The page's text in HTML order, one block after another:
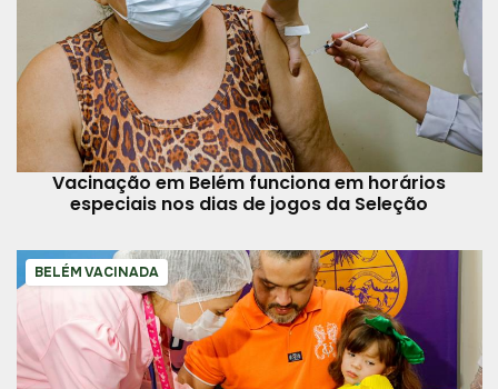
Vacinação em Belém funciona em horários
especiais nos dias de jogos da Seleção
BELÉM VACINADA